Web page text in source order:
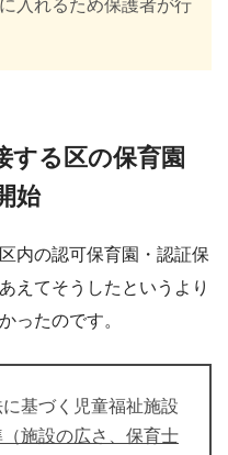
入れるため保護者が行
する区の保育園
始
内の認可保育園・認証保
えてそうしたというより
ったのです。
に基づく児童福祉施設
施設の広さ、保育士